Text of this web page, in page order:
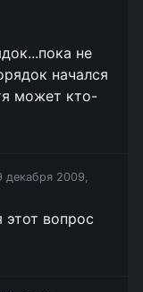
не
начался
может кто-
декабря 2009,
вопрос